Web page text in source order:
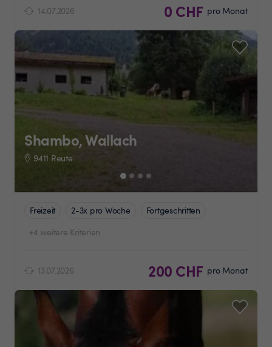
14.07.2026 0 CHF pro Monat
Shambo, Wallach
9411 Reute
Freizeit 2-3x pro Woche
Fortgeschritten
+4 weitere Kriterien
13.07.2026 200 CHF pro Monat